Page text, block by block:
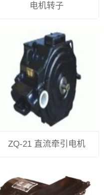
电机转子
ZQ-21 直流牵引电机